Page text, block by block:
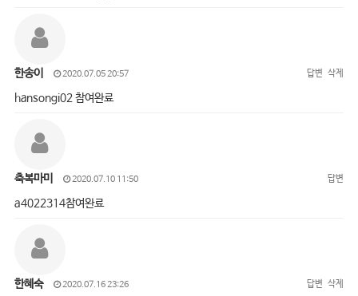
한송이 2020.07.05 20:57 답변 삭제
hansongi02 참여완료
축복마미 2020.07.10 11:50 답변
a4022314참여완료
한혜숙 2020.07.16 23:26 답변 삭제